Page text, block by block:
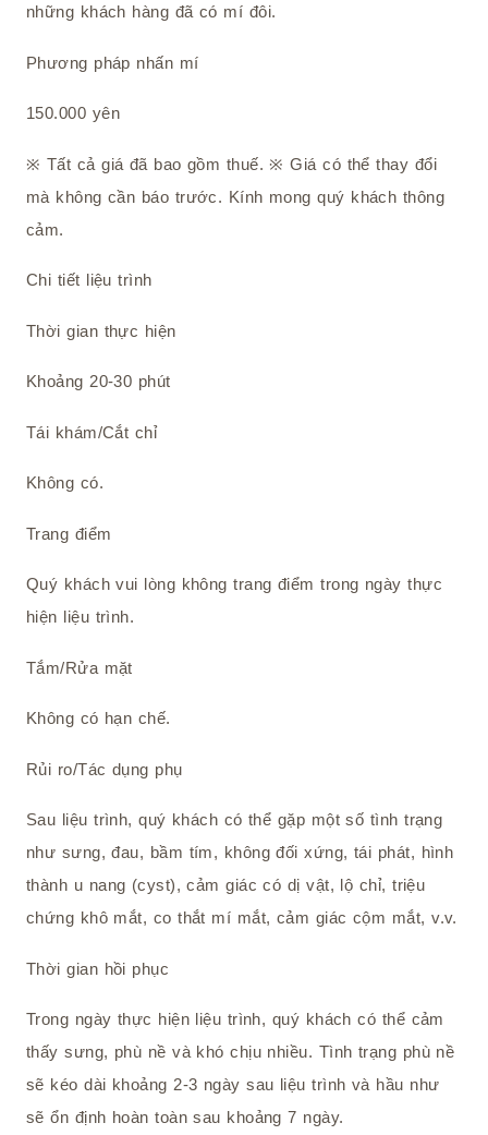
những khách hàng đã có mí đôi.
Phương pháp nhấn mí
150.000 yên
※ Tất cả giá đã bao gồm thuế. ※ Giá có thể thay đổi
mà không cần báo trước. Kính mong quý khách thông
cảm.
Chi tiết liệu trình
Thời gian thực hiện
Khoảng 20-30 phút
Tái khám/Cắt chỉ
Không có.
Trang điểm
Quý khách vui lòng không trang điểm trong ngày thực
hiện liệu trình.
Tắm/Rửa mặt
Không có hạn chế.
Rủi ro/Tác dụng phụ
Sau liệu trình, quý khách có thể gặp một số tình trạng
như sưng, đau, bầm tím, không đối xứng, tái phát, hình
thành u nang (cyst), cảm giác có dị vật, lộ chỉ, triệu
chứng khô mắt, co thắt mí mắt, cảm giác cộm mắt, v.v.
Thời gian hồi phục
Trong ngày thực hiện liệu trình, quý khách có thể cảm
thấy sưng, phù nề và khó chịu nhiều. Tình trạng phù nề
sẽ kéo dài khoảng 2-3 ngày sau liệu trình và hầu như
sẽ ổn định hoàn toàn sau khoảng 7 ngày.